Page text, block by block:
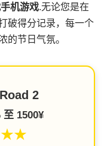
机游戏.无论您是在
破得分记录，每一个
的节日气氛。
2
至 1500¥